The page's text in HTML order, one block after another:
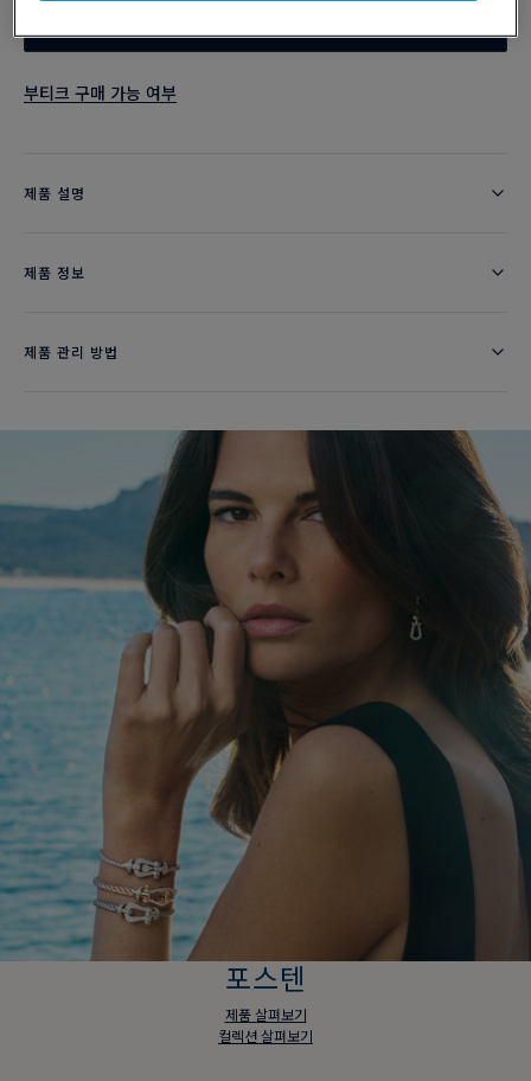
부티크 구매 가능 여부
제품 설명
제품 정보
제품 관리 방법
포스텐
제품 살펴보기
컬렉션 살펴보기